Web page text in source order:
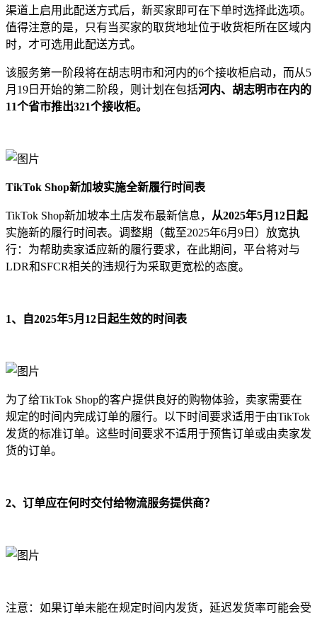
渠道上启用此配送方式后，新买家即可在下单时选择此选项。
值得注意的是，只有当买家的取货地址位于收货柜所在区域内
时，才可选用此配送方式。
该服务第一阶段将在胡志明市和河内的6个接收柜启动，而从5
月19日开始的第二阶段，则计划在包括河内、胡志明市在内的
11个省市推出321个接收柜。
TikTok Shop新加坡实施全新履行时间表
TikTok Shop新加坡本土店发布最新信息， 从2025年5月12日起
实施新的履行时间表。调整期（截至2025年6月9日）放宽执
行：为帮助卖家适应新的履行要求，在此期间，平台将对与
LDR和SFCR相关的违规行为采取更宽松的态度。
1、自2025年5月12日起生效的时间表
为了给TikTok Shop的客户提供良好的购物体验，卖家需要在
规定的时间内完成订单的履行。以下时间要求适用于由TikTok
发货的标准订单。这些时间要求不适用于预售订单或由卖家发
货的订单。
2、订单应在何时交付给物流服务提供商？
注意：如果订单未能在规定时间内发货，延迟发货率可能会受